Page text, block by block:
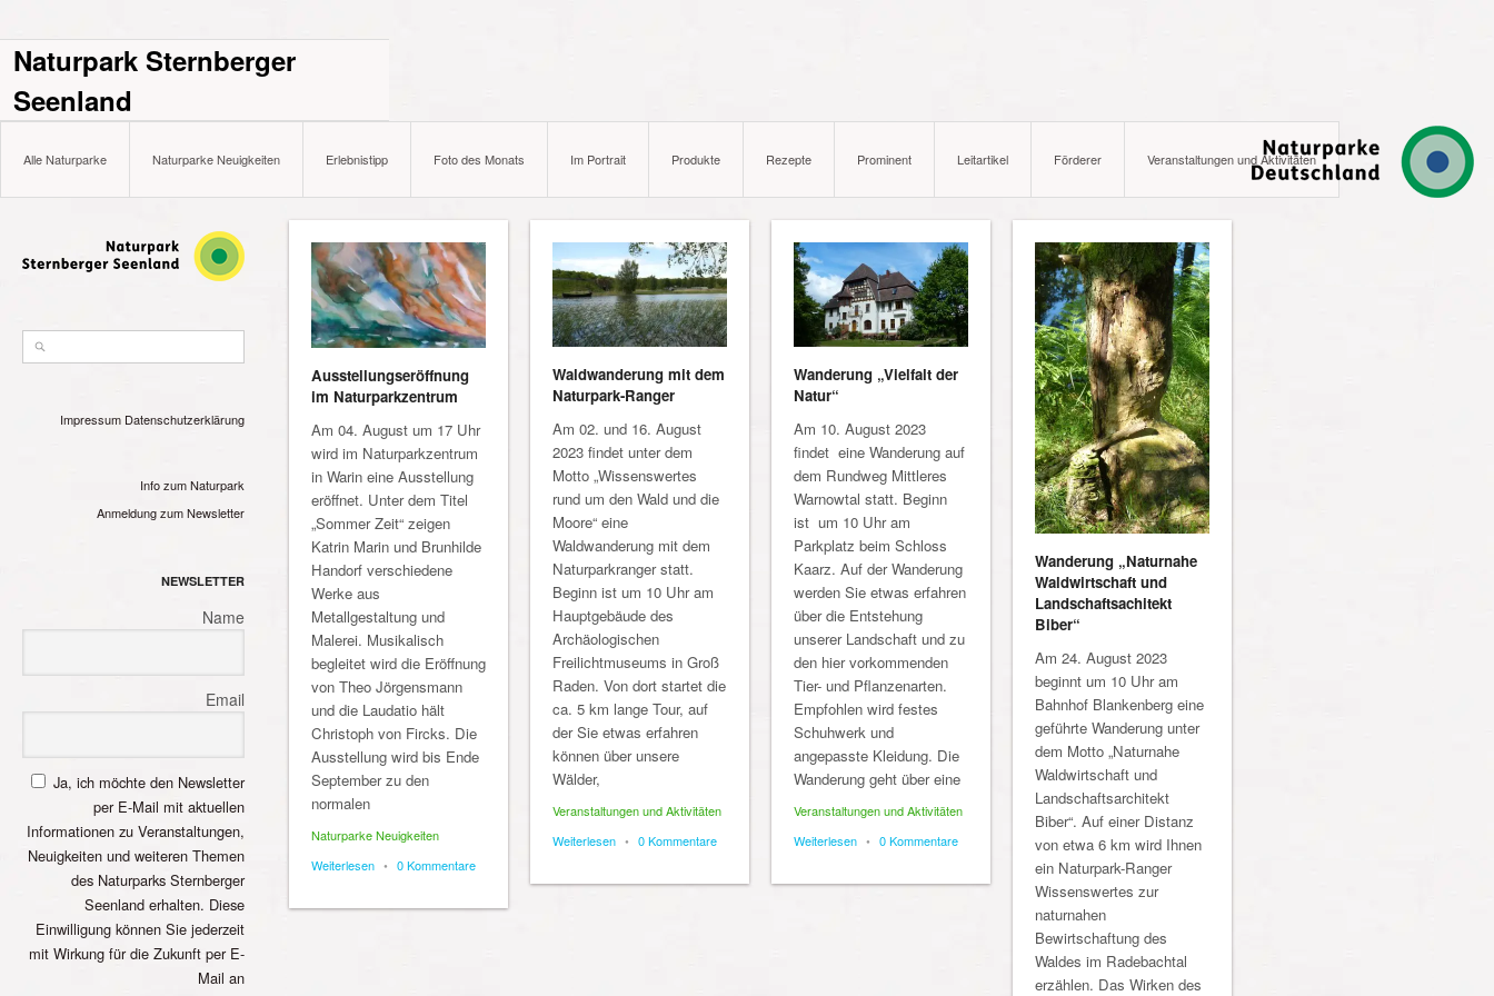
Naturpark Sternberger
Seenland
Alle Naturparke Naturparke Neuigkeiten Erlebnistipp Foto des Monats Im Portrait Produkte Rezepte Prominent Leitartikel Förderer Veranstaltungen und Aktivitäten
Impressum Datenschutzerklärung
Info zum Naturpark
Anmeldung zum Newsletter
NEWSLETTER
Name
Email
Ja, ich möchte den Newsletter
per E-Mail mit aktuellen
Informationen zu Veranstaltungen,
Neuigkeiten und weiteren Themen
des Naturparks Sternberger
Seenland erhalten. Diese
Einwilligung können Sie jederzeit
mit Wirkung für die Zukunft per E-
Mail an
Ausstellungseröffnung
im Naturparkzentrum
Am 04. August um 17 Uhr
wird im Naturparkzentrum
in Warin eine Ausstellung
eröffnet. Unter dem Titel
„Sommer Zeit“ zeigen
Katrin Marin und Brunhilde
Handorf verschiedene
Werke aus
Metallgestaltung und
Malerei. Musikalisch
begleitet wird die Eröffnung
von Theo Jörgensmann
und die Laudatio hält
Christoph von Fircks. Die
Ausstellung wird bis Ende
September zu den
normalen
Naturparke Neuigkeiten
Weiterlesen • 0 Kommentare
Waldwanderung mit dem
Naturpark-Ranger
Am 02. und 16. August
2023 findet unter dem
Motto „Wissenswertes
rund um den Wald und die
Moore“ eine
Waldwanderung mit dem
Naturparkranger statt.
Beginn ist um 10 Uhr am
Hauptgebäude des
Archäologischen
Freilichtmuseums in Groß
Raden. Von dort startet die
ca. 5 km lange Tour, auf
der Sie etwas erfahren
können über unsere
Wälder,
Veranstaltungen und Aktivitäten
Weiterlesen • 0 Kommentare
Wanderung „Vielfalt der
Natur“
Am 10. August 2023
findet eine Wanderung auf
dem Rundweg Mittleres
Warnowtal statt. Beginn
ist um 10 Uhr am
Parkplatz beim Schloss
Kaarz. Auf der Wanderung
werden Sie etwas erfahren
über die Entstehung
unserer Landschaft und zu
den hier vorkommenden
Tier- und Pflanzenarten.
Empfohlen wird festes
Schuhwerk und
angepasste Kleidung. Die
Wanderung geht über eine
Veranstaltungen und Aktivitäten
Weiterlesen • 0 Kommentare
Wanderung „Naturnahe
Waldwirtschaft und
Landschaftsachitekt
Biber“
Am 24. August 2023
beginnt um 10 Uhr am
Bahnhof Blankenberg eine
geführte Wanderung unter
dem Motto „Naturnahe
Waldwirtschaft und
Landschaftsarchitekt
Biber“. Auf einer Distanz
von etwa 6 km wird Ihnen
ein Naturpark-Ranger
Wissenswertes zur
naturnahen
Bewirtschaftung des
Waldes im Radebachtal
erzählen. Das Wirken des